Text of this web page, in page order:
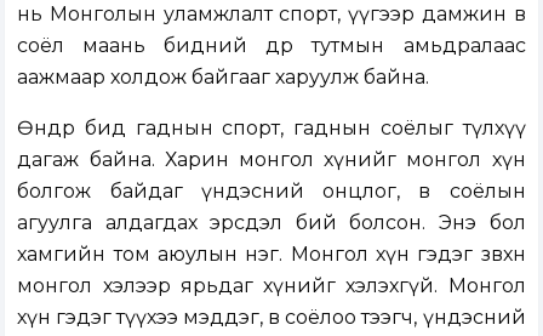
нь Монголын уламжлалт спорт, үүгээр дамжин өв
соёл маань бидний өдөр тутмын амьдралаас
аажмаар холдож байгааг харуулж байна.
Өнөөдөр бид гаднын спорт, гаднын соёлыг түлхүү
дагаж байна. Харин монгол хүнийг монгол хүн
болгож байдаг үндэсний онцлог, өв соёлын
агуулга алдагдах эрсдэл бий болсон. Энэ бол
хамгийн том аюулын нэг. Монгол хүн гэдэг зөвхөн
монгол хэлээр ярьдаг хүнийг хэлэхгүй. Монгол
хүн гэдэг түүхээ мэддэг, өв соёлоо тээгч, үндэсний